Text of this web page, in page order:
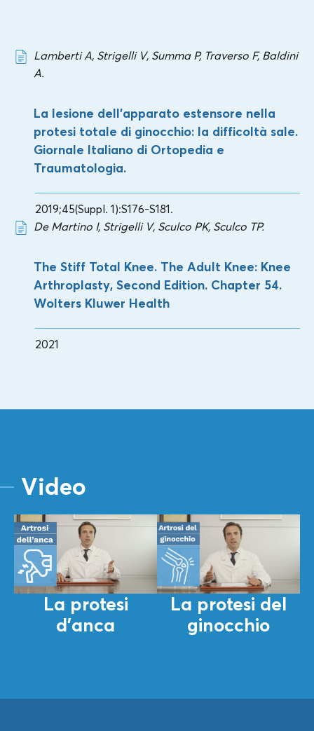
Lamberti A, Strigelli V, Summa P, Traverso F, Baldini
A.
La lesione dell’apparato estensore nella
protesi totale di ginocchio: la difficoltà sale.
Giornale Italiano di Ortopedia e
Traumatologia.
2019;45(Suppl. 1):S176-S181.
De Martino I, Strigelli V, Sculco PK, Sculco TP.
The Stiff Total Knee. The Adult Knee: Knee
Arthroplasty, Second Edition. Chapter 54.
Wolters Kluwer Health
2021
Video
La protesi
d’anca
La protesi del
ginocchio